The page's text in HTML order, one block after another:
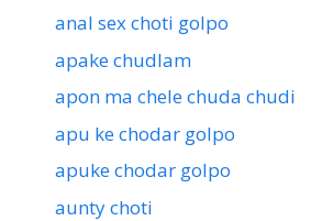
anal sex choti golpo
apake chudlam
apon ma chele chuda chudi
apu ke chodar golpo
apuke chodar golpo
aunty choti